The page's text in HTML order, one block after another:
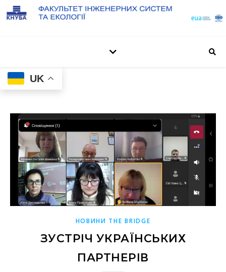
UK
НОВИНИ THE BRIDGE
ЗУСТРІЧ УКРАЇНСЬКИХ
ПАРТНЕРІВ